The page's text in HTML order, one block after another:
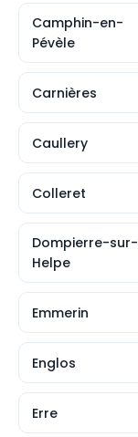
Camphin-en-
Pévèle
Carnières
Caullery
Colleret
Dompierre-sur-
Helpe
Emmerin
Englos
Erre